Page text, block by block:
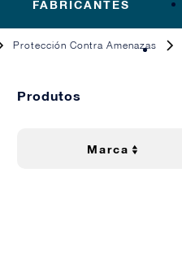
FABRICANTES
Protección Contra Amenazas
Produtos
Marca